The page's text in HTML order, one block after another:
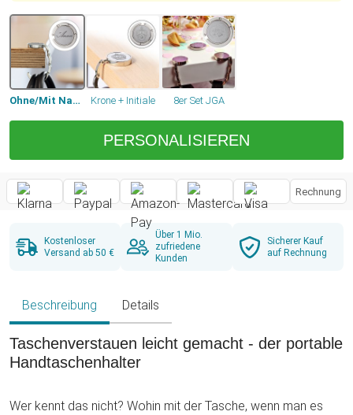
Ohne/Mit Namen Krone + Initiale 8er Set JGA
PERSONALISIEREN
Rechnung
Kostenloser
Versand ab 50 €
Über 1 Mio.
zufriedene
Kunden
Sicherer Kauf
auf Rechnung
Beschreibung Details
Taschenverstauen leicht gemacht - der portable
Handtaschenhalter
Wer kennt das nicht? Wohin mit der Tasche, wenn man es